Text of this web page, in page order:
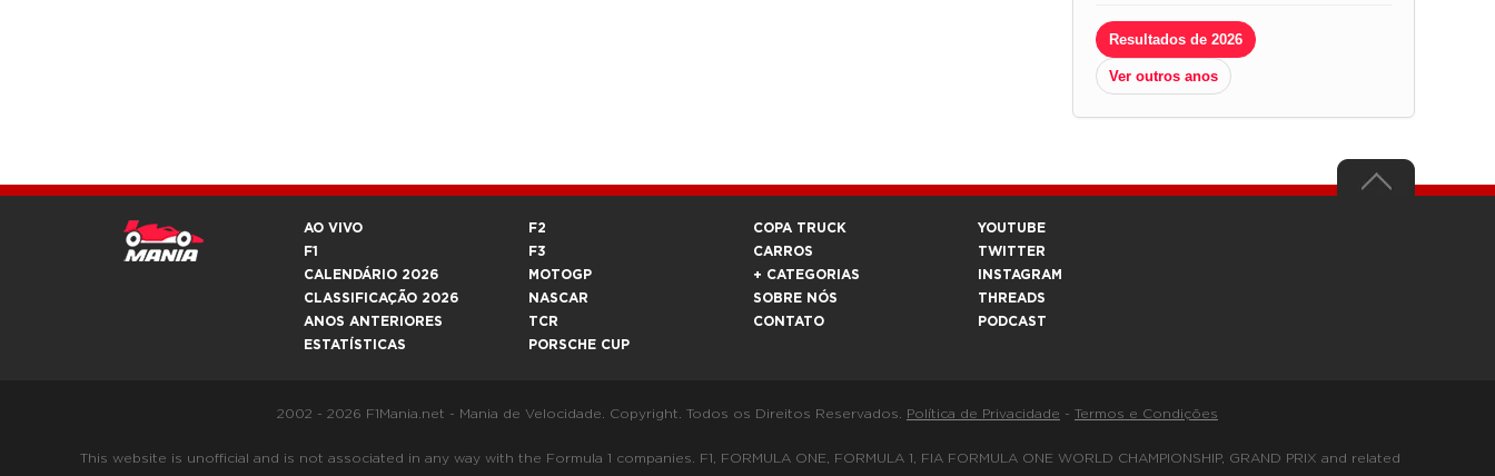
Resultados de 2026
Ver outros anos
AO VIVO
F1
CALENDÁRIO 2026
CLASSIFICAÇÃO 2026
ANOS ANTERIORES
ESTATÍSTICAS
F2
F3
MOTOGP
NASCAR
TCR
PORSCHE CUP
COPA TRUCK
CARROS
+ CATEGORIAS
SOBRE NÓS
CONTATO
YOUTUBE
TWITTER
INSTAGRAM
THREADS
PODCAST
2002 - 2026 F1Mania.net - Mania de Velocidade. Copyright. Todos os Direitos Reservados. Política de Privacidade - Termos e Condições
This website is unofficial and is not associated in any way with the Formula 1 companies. F1, FORMULA ONE, FORMULA 1, FIA FORMULA ONE WORLD CHAMPIONSHIP, GRAND PRIX and related